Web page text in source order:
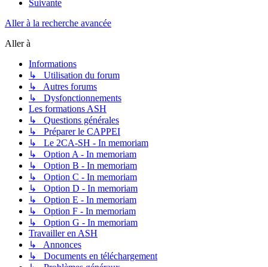
Suivante
Aller à la recherche avancée
Aller à
Informations
↳ Utilisation du forum
↳ Autres forums
↳ Dysfonctionnements
Les formations ASH
↳ Questions générales
↳ Préparer le CAPPEI
↳ Le 2CA-SH - In memoriam
↳ Option A - In memoriam
↳ Option B - In memoriam
↳ Option C - In memoriam
↳ Option D - In memoriam
↳ Option E - In memoriam
↳ Option F - In memoriam
↳ Option G - In memoriam
Travailler en ASH
↳ Annonces
↳ Documents en téléchargement